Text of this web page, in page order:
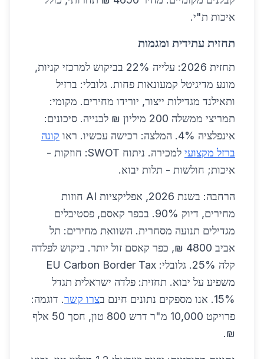
איכות ת"י.
תחזית עתידית ומגמות
תחזית 2026: עלייה 22% בביקוש למרכזי קניות,
מונע מדיגיטל קמעונאות פחות. גלובלי: ברזיל
ותאילנד מגדילות ייצור, יורידו מחירים. מקומי:
תמריצי ממשלה 200 מיליון ₪ לבנייה. סיכונים:
אינפלציה 4%. המלצה: רכישה עכשיו. ראו
קונה
ברזל מקצועי
למכירה. ניתוח SWOT: חוזקות -
איכות; חולשות - תלות יבוא.
הרחבה: בשנת 2026, אפליקציות AI חוזות
מחירים, דיוק 90%. בכפר קאסם, פסטיבלים
מגדילים תנועה מסחרית. השוואת מחירים: תל
אביב 4800 ₪, כפר קאסם זול יותר. ביקוש לפלדה
קלה 25%. גלובלי: EU Carbon Border Tax
משפיע על יבוא. תחזית: פלדה ישראלית תגדל
15%. אנו מספקים נתונים חינם ב
צרו קשר. דוגמה:
פרויקט 10,000 מ"ר דרש 800 טון, חסך 50 אלף
₪.